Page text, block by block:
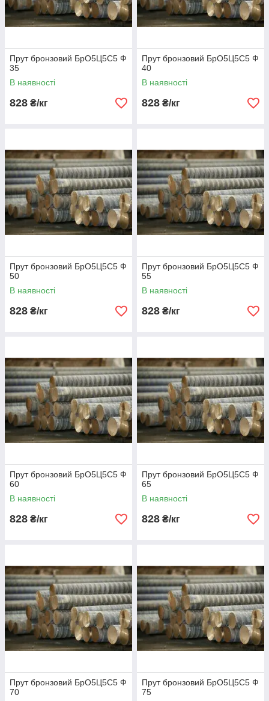
Прут бронзовий БрО5Ц5С5 Ф
35
В наявності
828 ₴/кг
Прут бронзовий БрО5Ц5С5 Ф
40
В наявності
828 ₴/кг
Прут бронзовий БрО5Ц5С5 Ф
50
В наявності
828 ₴/кг
Прут бронзовий БрО5Ц5С5 Ф
55
В наявності
828 ₴/кг
Прут бронзовий БрО5Ц5С5 Ф
60
В наявності
828 ₴/кг
Прут бронзовий БрО5Ц5С5 Ф
65
В наявності
828 ₴/кг
Прут бронзовий БрО5Ц5С5 Ф
70
Прут бронзовий БрО5Ц5С5 Ф
75